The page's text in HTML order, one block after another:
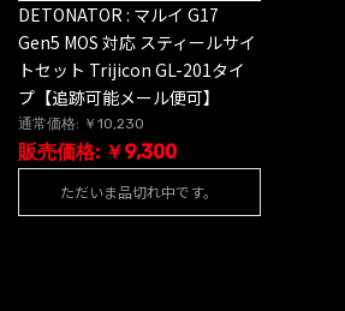
DETONATOR : マルイ G17
Gen5 MOS 対応 スティールサイ
トセット Trijicon GL-201タイ
プ【追跡可能メール便可】
通常価格: ￥10,230
販売価格: ￥9,300
ただいま品切れ中です。